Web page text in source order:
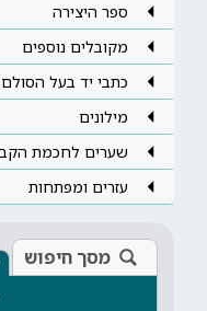
ספר היצירה
מקובלים נוספים
כתבי יד בעל הסולם
מילונים
שערים לחכמת
עזרים ומפתחות
מסך חיפוש